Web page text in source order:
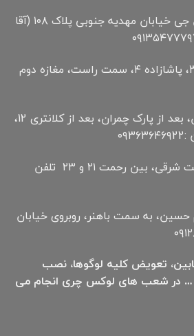
: خیابان جی خیابان مهدیه جنوبی پلاک ۱۰۸ (آقا
: الهیه ۳۷، پاشازاده ۴، سمت راست، مغازه دوم
: بلوار چمران، بعد از پارک چمران، بعد از کلانتری 12،
: بلوار رحمت شرقی، بین رحمت ۲۱ و ۲۳ تلفن
حسین، به سمت باهنر، روبروی خیابان
تعویض کلیه لوگوها، نصب
… در شعب های لوکس چری انجام می